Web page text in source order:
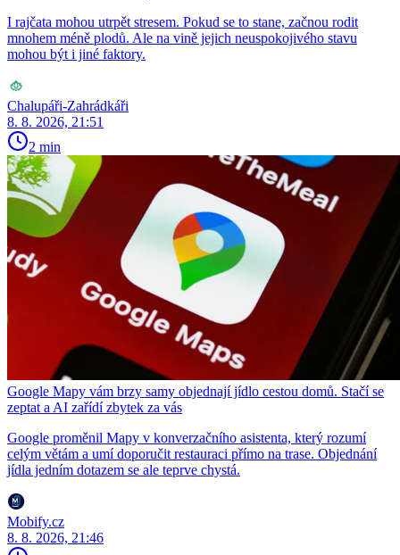
I rajčata mohou utrpět stresem. Pokud se to stane, začnou rodit
mnohem méně plodů. Ale na vině jejich neuspokojivého stavu
mohou být i jiné faktory.
Chalupáři-Zahrádkáři
8. 8. 2026, 21:51
2 min
Google Mapy vám brzy samy objednají jídlo cestou domů. Stačí se
zeptat a AI zařídí zbytek za vás
Google proměnil Mapy v konverzačního asistenta, který rozumí
celým větám a umí doporučit restauraci přímo na trase. Objednání
jídla jedním dotazem se ale teprve chystá.
Mobify.cz
8. 8. 2026, 21:46